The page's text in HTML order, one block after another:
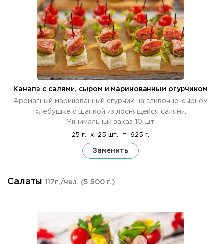
Канапе с салями, сыром и маринованным огурчиком
Ароматный маринованный огурчик на сливочно-сырном
хлебушке с шапкой из лоснящейся салями.
Минимальный заказ 10 шт.
25 г. x 25 шт. = 625 г.
Заменить
Салаты 117г./чел. (5 500 г.)